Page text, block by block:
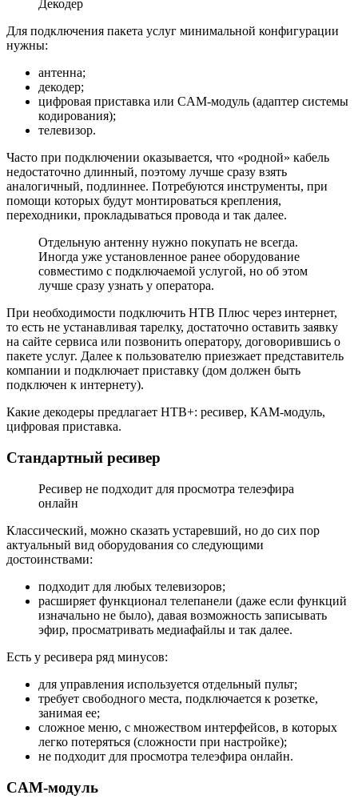
Декодер
Для подключения пакета услуг минимальной конфигурации
нужны:
антенна;
декодер;
цифровая приставка или CAM-модуль (адаптер системы
кодирования);
телевизор.
Часто при подключении оказывается, что «родной» кабель
недостаточно длинный, поэтому лучше сразу взять
аналогичный, подлиннее. Потребуются инструменты, при
помощи которых будут монтироваться крепления,
переходники, прокладываться провода и так далее.
Отдельную антенну нужно покупать не всегда.
Иногда уже установленное ранее оборудование
совместимо с подключаемой услугой, но об этом
лучше сразу узнать у оператора.
При необходимости подключить НТВ Плюс через интернет,
то есть не устанавливая тарелку, достаточно оставить заявку
на сайте сервиса или позвонить оператору, договорившись о
пакете услуг. Далее к пользователю приезжает представитель
компании и подключает приставку (дом должен быть
подключен к интернету).
Какие декодеры предлагает НТВ+: ресивер, КАМ-модуль,
цифровая приставка.
Стандартный ресивер
Ресивер не подходит для просмотра телеэфира
онлайн
Классический, можно сказать устаревший, но до сих пор
актуальный вид оборудования со следующими
достоинствами:
подходит для любых телевизоров;
расширяет функционал телепанели (даже если функций
изначально не было), давая возможность записывать
эфир, просматривать медиафайлы и так далее.
Есть у ресивера ряд минусов:
для управления используется отдельный пульт;
требует свободного места, подключается к розетке,
занимая ее;
сложное меню, с множеством интерфейсов, в которых
легко потеряться (сложности при настройке);
не подходит для просмотра телеэфира онлайн.
CAM-модуль